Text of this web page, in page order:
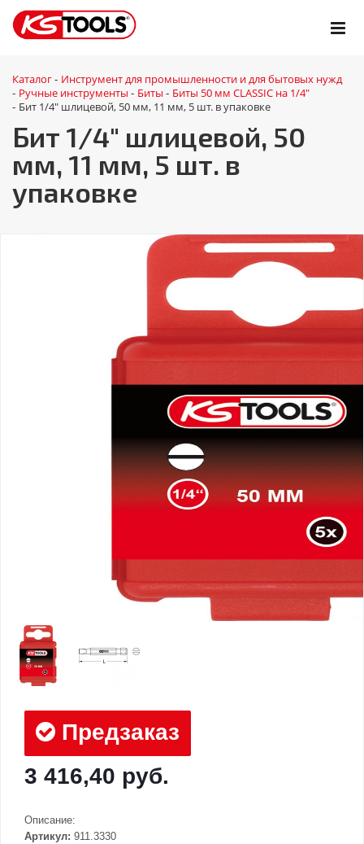
Каталог - Инструмент для промышленности и для бытовых нужд
- Ручные инструменты - Биты - Биты 50 мм CLASSIC на 1/4"
- Бит 1/4" шлицевой, 50 мм, 11 мм, 5 шт. в упаковке
Бит 1/4" шлицевой, 50
мм, 11 мм, 5 шт. в
упаковке
Предзаказ
3 416,40 руб.
Описание:
Артикул: 911.3330